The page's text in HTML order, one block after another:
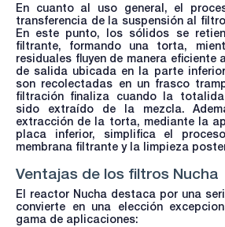
En cuanto al uso general, el
transferencia de la suspensión al
En este punto, los sólidos se
filtrante, formando una torta,
residuales fluyen de manera eficiente
de salida ubicada en la parte
son recolectadas en un frasco
filtración finaliza cuando la
sido extraído de la mezcla.
extracción de la torta, mediante la
placa inferior, simplifica el
membrana filtrante y la limpieza
Ventajas de los filtros Nucha
El reactor Nucha destaca por una
convierte en una elección
gama de aplicaciones: